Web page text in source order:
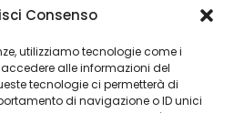
Consenso
utilizziamo tecnologie come i
alle informazioni del
tecnologie ci permetterà di
di navigazione o ID unici